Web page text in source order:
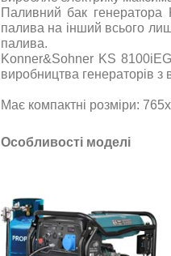
Паливний бак
палива на інший всього
палива.
Konner&Sohner KS
виробництва генераторів з
Має компактні розміри:
Особливості моделі